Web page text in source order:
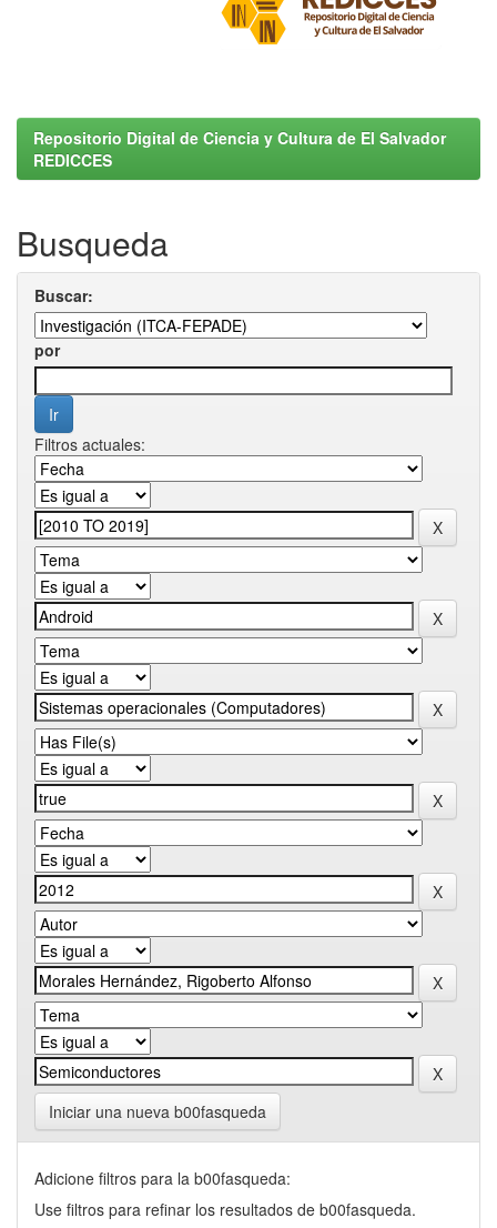
Repositorio Digital de Ciencia y Cultura de El Salvador
REDICCES
Busqueda
Buscar:
por
Filtros actuales:
Iniciar una nueva b00fasqueda
Adicione filtros para la b00fasqueda:
Use filtros para refinar los resultados de b00fasqueda.